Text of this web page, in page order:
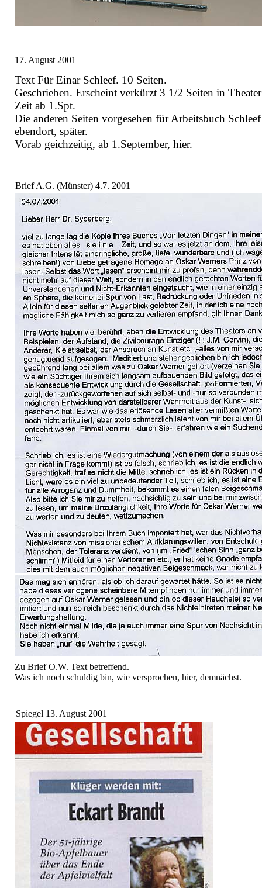
17. August 2001
Text Für Einar Schleef. 10 Seiten.
Geschrieben. Erscheint verkürzt 3 1/2 Seiten in
Zeit ab 1.Spt.
Die anderen Seiten vorgesehen für Arbeitsbuch Schleef
ebendort, später.
Vorab geichzeitig, ab 1.September, hier.
Brief A.G. (Münster) 4.7. 2001
Zu Brief O.W. Text betreffend.
Was ich noch schuldig bin, wie versprochen, hier, demnächst.
Spiegel 13. August 2001